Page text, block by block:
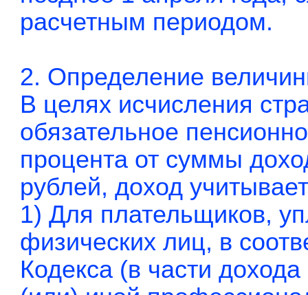
расчетным периодом.
2. Определение
В целях исчисления
обязательное
процента от суммы
рублей, доход
1) Для плательщиков,
физических лиц, в
Кодекса (в части